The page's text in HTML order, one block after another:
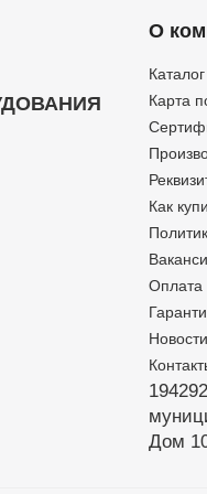
О
Каталог
Карта
Как
Оплата
Новости
Дом